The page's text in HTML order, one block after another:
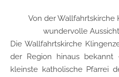
Von der Wallfahrtskirche
wundervolle
Die Wallfahrtskirche
der Region hinaus
kleinste katholische Pfarrei